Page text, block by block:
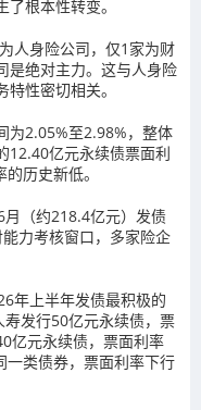
根本性转变。
人身险公司，仅1家为财
是绝对主力。这与人身险
性密切相关。
为2.05%至2.98%，整体
12.40亿元永续债票面利
历史新低。
（约218.4亿元）发债
力考核窗口，多家险企
年上半年发债最积极的
发行50亿元永续债，票
亿元永续债，票面利率
一类债券，票面利率下行